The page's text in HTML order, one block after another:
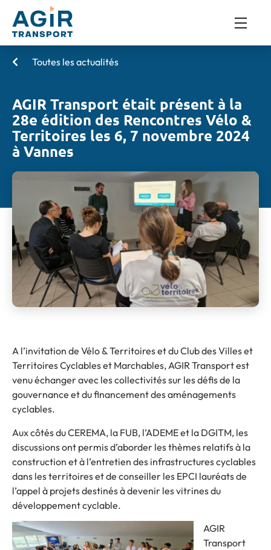
Toutes les actualités
AGIR Transport était présent à la
28e édition des Rencontres Vélo &
Territoires les 6, 7 novembre 2024
à Vannes
A l’invitation de Vélo & Territoires et du Club des Villes et
Territoires Cyclables et Marchables, AGIR Transport est
venu échanger avec les collectivités sur les défis de la
gouvernance et du financement des aménagements
cyclables.
Aux côtés du CEREMA, la FUB, l’ADEME et la DGITM, les
discussions ont permis d’aborder les thèmes relatifs à la
construction et à l’entretien des infrastructures cyclables
dans les territoires et de conseiller les EPCI lauréats de
l’appel à projets destinés à devenir les vitrines du
développement cyclable.
AGIR
Transport